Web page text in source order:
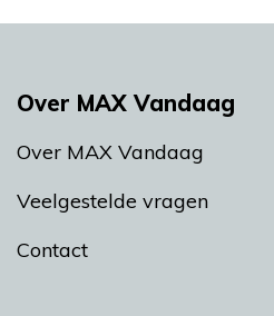
Over MAX Vandaag
Over MAX Vandaag
Veelgestelde vragen
Contact